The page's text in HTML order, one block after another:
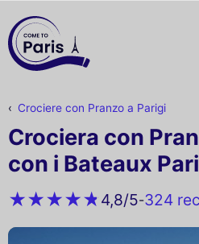
Crociere con Pranzo a Parigi
Crociera con
con i Bateaux
4,8/5-324